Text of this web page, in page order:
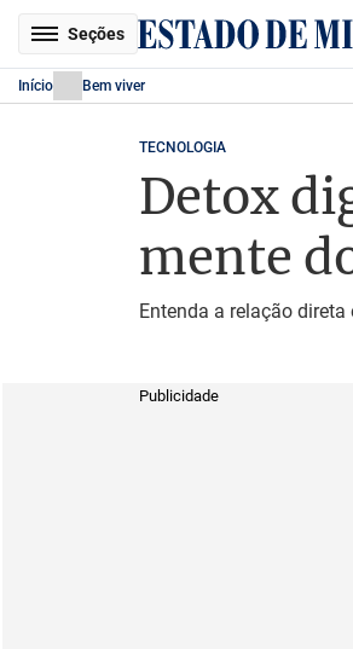
Seções
Início Bem viver
TECNOLOGIA
Detox
mente
Entenda a relação
Publicidade